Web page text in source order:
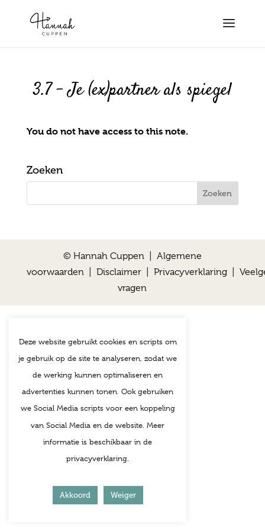
3.7 – Je (ex)partner als spiegel
You do not have access to this note.
Zoeken
© Hannah Cuppen | Algemene
voorwaarden| Disclaimer| Privacyverklaring|
vragen
Deze website gebruikt cookies en scripts om
je gebruik op de site te analyseren, zodat we
de werking kunnen optimaliseren en
advertenties kunnen tonen. Ook gebruiken
we Social Media scripts voor een koppeling
van Social Media en de website. Meer
informatie is beschikbaar in de
privacyverklaring.
Akkoord Weiger